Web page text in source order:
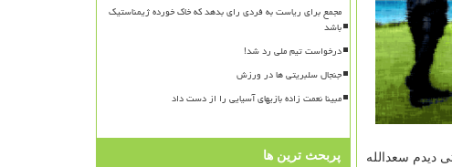
دیدم سعدالله
مجمع برای ریاست به فردی رای بدهد که خاک خورده ژیمناستیک
باشد
درخواست تیم ملی رد شد!
جنجال سلبریتی ها در ورزش
مبینا نعمت زاده بازیهای آسیایی را از دست داد
پربحث ترین ها